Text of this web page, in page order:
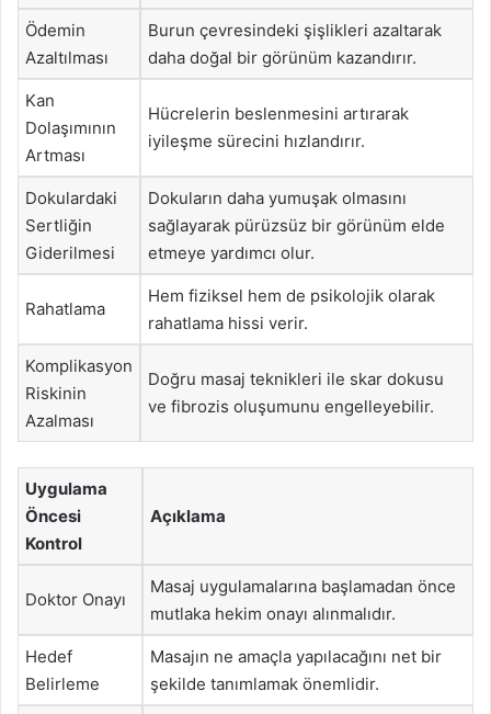
Ödemin
Azaltılması
Burun çevresindeki şişlikleri azaltarak
daha doğal bir görünüm kazandırır.
Kan
Dolaşımının
Artması
Hücrelerin beslenmesini artırarak
iyileşme sürecini hızlandırır.
Dokulardaki
Sertliğin
Giderilmesi
Dokuların daha yumuşak olmasını
sağlayarak pürüzsüz bir görünüm elde
etmeye yardımcı olur.
Rahatlama
Hem fiziksel hem de psikolojik olarak
rahatlama hissi verir.
Komplikasyon
Riskinin
Azalması
Doğru masaj teknikleri ile skar dokusu
ve fibrozis oluşumunu engelleyebilir.
Uygulama
Öncesi
Kontrol
Açıklama
Doktor Onayı
Masaj uygulamalarına başlamadan önce
mutlaka hekim onayı alınmalıdır.
Hedef
Belirleme
Masajın ne amaçla yapılacağını net bir
şekilde tanımlamak önemlidir.